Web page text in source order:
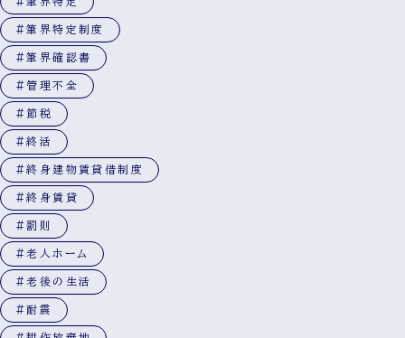
#筆界特定制度
#筆界確認書
#管理不全
#節税
#終活
#終身建物賃貸借制度
#終身賃貸
#罰則
#老人ホーム
#老後の生活
#耐震